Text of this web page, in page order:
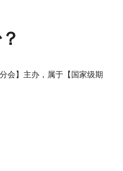
会】主办，属于【国家级期